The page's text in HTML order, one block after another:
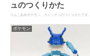
ュのつくりかた
りんごあめポケモン、カミッチュのつくりかたです。
ポケモン